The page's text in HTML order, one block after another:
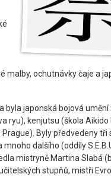
malby, ochutnávky čaje a
byla japonská bojová umění
ryu), kenjutsu (škola Aikido
Byly předvedeny tři
dalšího (oddíly
mistryně Martina Slabá
stupňů, mistři